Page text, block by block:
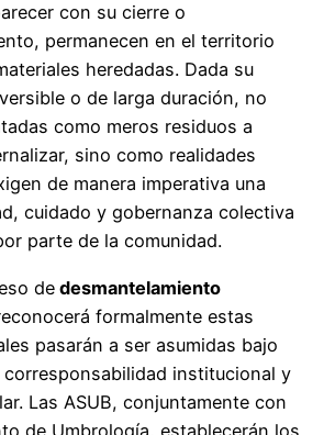
con su cierre o
permanecen en el territorio
heredadas. Dada su
o de larga duración, no
como meros residuos a
sino como realidades
de manera imperativa una
cuidado y gobernanza colectiva
parte de la comunidad.
de desmantelamiento
formalmente estas
pasarán a ser asumidas bajo
corresponsabilidad institucional y
Las ASUB, conjuntamente con
de Umbrología, establecerán los